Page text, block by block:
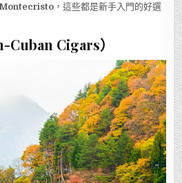
Montecristo ，這些都是新手入門的好選
Cuban Cigars）